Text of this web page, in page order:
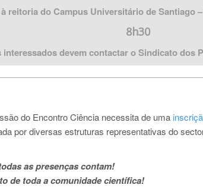
reitoria do Campus Universitário de Santiago
8h30
interessados devem contactar o Sindicato dos
do Encontro Ciência necessita de uma
por diversas estruturas representativas do
as presenças contam!
de toda a comunidade científica!